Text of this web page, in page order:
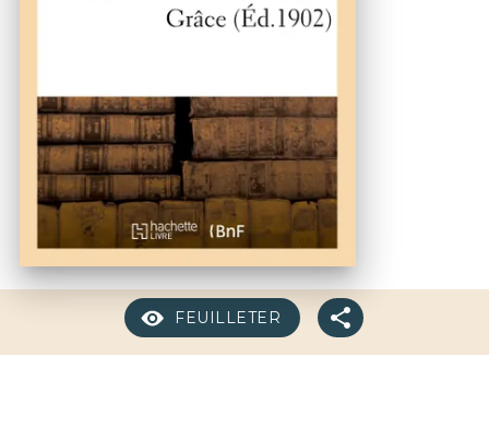
FEUILLETER